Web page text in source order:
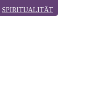
SPIRITUALITÄT